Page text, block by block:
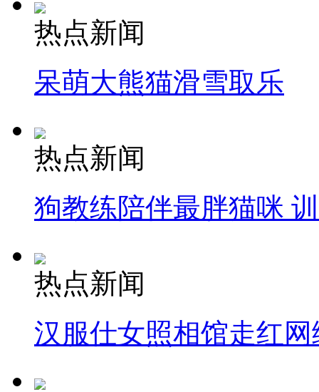
热点新闻
呆萌大熊猫滑雪取乐
热点新闻
狗教练陪伴最胖猫咪
热点新闻
汉服仕女照相馆走红网